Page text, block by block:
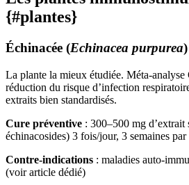
{#plantes}
Échinacée (Echinacea purpurea)
La plante la mieux étudiée. Méta-analyse
réduction du risque d’infection
extraits bien standardisés.
Cure préventive : 300–500 mg d’extrait
échinacosides) 3 fois/jour, 3 semaines par
Contre-indications : maladies auto-
(voir article dédié)